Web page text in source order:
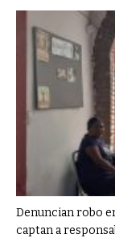
Denuncian robo
captan a